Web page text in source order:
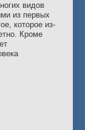
видов
из первых
которое из-
Кроме